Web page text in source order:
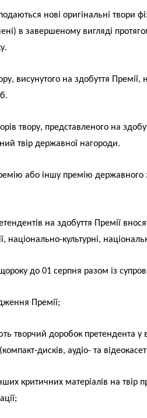
нові оригінальні твори
в завершеному вигляді
висунутого на здобуття
твору, представленого на
твір державної нагороди.
або іншу премію державного
на здобуття Премії
національно-культурні,
до 01 серпня разом із
Премії;
творчий доробок претендента у
дисків, аудіо- та
критичних матеріалів на